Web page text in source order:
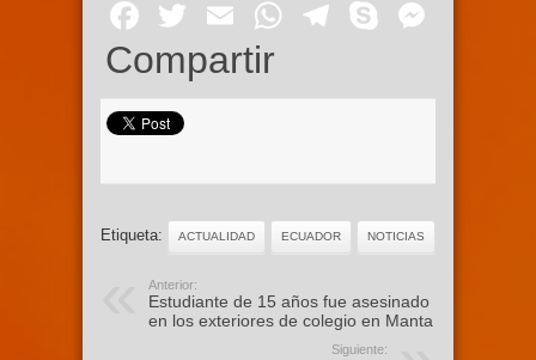
Facebook
Twitter
EmailWhatsApp
Telegram
Skype
Compartir
Etiqueta: ACTUALIDAD ECUADOR NOTICIAS
Anterior:
Estudiante de 15 años fue asesinado
en los exteriores de colegio en Manta
Siguiente: